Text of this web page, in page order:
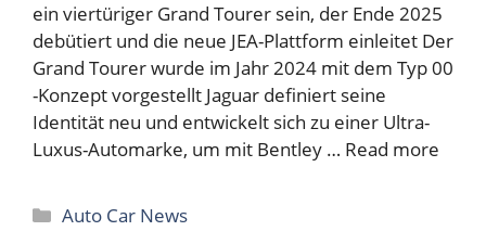
ein viertüriger Grand Tourer sein, der Ende 2025
debütiert und die neue JEA-Plattform einleitet Der
Grand Tourer wurde im Jahr 2024 mit dem Typ 00
-Konzept vorgestellt Jaguar definiert seine
Identität neu und entwickelt sich zu einer Ultra-
Luxus-Automarke, um mit Bentley … Read more
Categories
Auto Car News